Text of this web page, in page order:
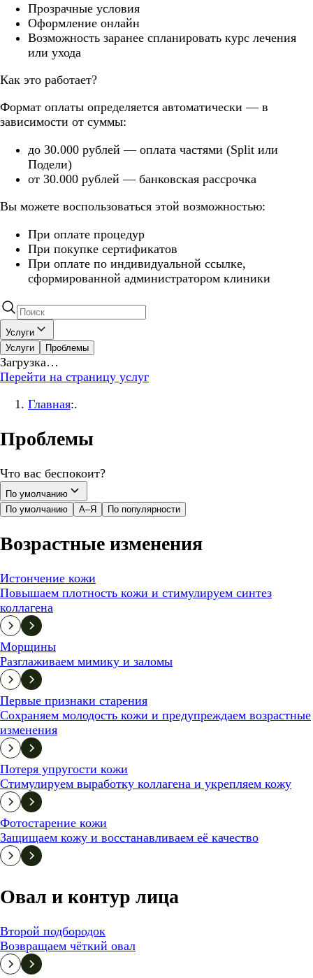
Прозрачные условия
Оформление онлайн
Возможность заранее спланировать курс лечения
или ухода
Как это работает?
Формат оплаты определяется автоматически — в
зависимости от суммы:
до 30.000 рублей — оплата частями (Split или
Подели)
от 30.000 рублей — банковская рассрочка
Вы можете воспользоваться этой возможностью:
При оплате процедур
При покупке сертификатов
При оплате по индивидуальной ссылке,
сформированной администратором клиники
Услуги
Услуги
Проблемы
Загрузка…
Перейти на страницу услуг
Главная:.
Проблемы
Что вас беспокоит?
По умолчанию
По умолчанию
А–Я По популярности
Возрастные изменения
Истончение кожи
Повышаем плотность кожи и стимулируем синтез
коллагена
Морщины
Разглаживаем мимику и заломы
Первые признаки старения
Сохраняем молодость кожи и предупреждаем возрастные
изменения
Потеря упругости кожи
Стимулируем выработку коллагена и укрепляем кожу
Фотостарение кожи
Защищаем кожу и восстанавливаем её качество
Овал и контур лица
Второй подбородок
Возвращаем чёткий овал